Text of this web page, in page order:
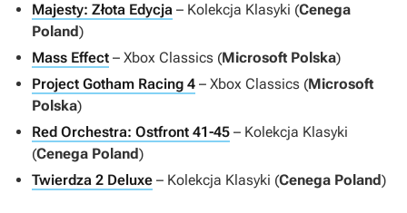
Majesty: Złota Edycja – Kolekcja Klasyki (Cenega
Poland)
Mass Effect – Xbox Classics (Microsoft Polska)
Project Gotham Racing 4 – Xbox Classics (Microsoft
Polska)
Red Orchestra: Ostfront 41-45 – Kolekcja Klasyki
(Cenega Poland)
Twierdza 2 Deluxe – Kolekcja Klasyki (Cenega Poland)